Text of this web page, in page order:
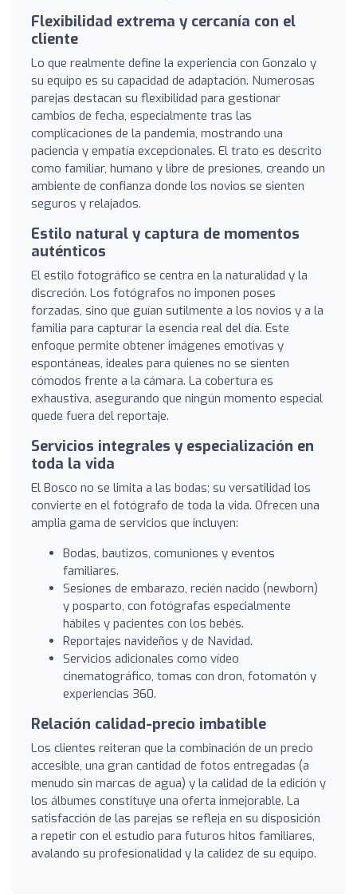
Flexibilidad extrema y cercanía con el
cliente
Lo que realmente define la experiencia con Gonzalo y
su equipo es su capacidad de adaptación. Numerosas
parejas destacan su flexibilidad para gestionar
cambios de fecha, especialmente tras las
complicaciones de la pandemia, mostrando una
paciencia y empatía excepcionales. El trato es descrito
como familiar, humano y libre de presiones, creando un
ambiente de confianza donde los novios se sienten
seguros y relajados.
Estilo natural y captura de momentos
auténticos
El estilo fotográfico se centra en la naturalidad y la
discreción. Los fotógrafos no imponen poses
forzadas, sino que guían sutilmente a los novios y a la
familia para capturar la esencia real del día. Este
enfoque permite obtener imágenes emotivas y
espontáneas, ideales para quienes no se sienten
cómodos frente a la cámara. La cobertura es
exhaustiva, asegurando que ningún momento especial
quede fuera del reportaje.
Servicios integrales y especialización en
toda la vida
El Bosco no se limita a las bodas; su versatilidad los
convierte en el fotógrafo de toda la vida. Ofrecen una
amplia gama de servicios que incluyen:
Bodas, bautizos, comuniones y eventos
familiares.
Sesiones de embarazo, recién nacido (newborn)
y posparto, con fotógrafas especialmente
hábiles y pacientes con los bebés.
Reportajes navideños y de Navidad.
Servicios adicionales como vídeo
cinematográfico, tomas con dron, fotomatón y
experiencias 360.
Relación calidad-precio imbatible
Los clientes reiteran que la combinación de un precio
accesible, una gran cantidad de fotos entregadas (a
menudo sin marcas de agua) y la calidad de la edición y
los álbumes constituye una oferta inmejorable. La
satisfacción de las parejas se refleja en su disposición
a repetir con el estudio para futuros hitos familiares,
avalando su profesionalidad y la calidez de su equipo.